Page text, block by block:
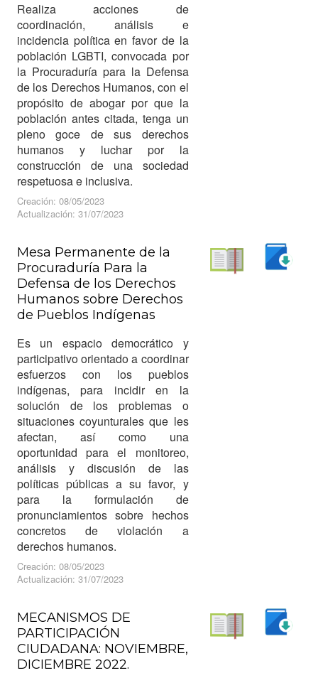
Realiza acciones de
coordinación, análisis e
incidencia política en favor de la
población LGBTI, convocada por
la Procuraduría para la Defensa
de los Derechos Humanos, con el
propósito de abogar por que la
población antes citada, tenga un
pleno goce de sus derechos
humanos y luchar por la
construcción de una sociedad
respetuosa e inclusiva.
Creación: 08/05/2023
Actualización: 31/07/2023
Mesa Permanente de la
Procuraduría Para la
Defensa de los Derechos
Humanos sobre Derechos
de Pueblos Indígenas
Es un espacio democrático y
participativo orientado a coordinar
esfuerzos con los pueblos
indígenas, para incidir en la
solución de los problemas o
situaciones coyunturales que les
afectan, así como una
oportunidad para el monitoreo,
análisis y discusión de las
políticas públicas a su favor, y
para la formulación de
pronunciamientos sobre hechos
concretos de violación a
derechos humanos.
Creación: 08/05/2023
Actualización: 31/07/2023
MECANISMOS DE
PARTICIPACIÓN
CIUDADANA: NOVIEMBRE,
DICIEMBRE 2022.